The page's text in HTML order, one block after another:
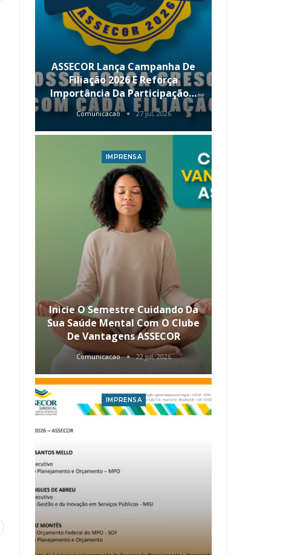
ASSECOR Lança Campanha De
Filiação 2026 E Reforça
Importância Da Participação…
Comunicacao 27 jul, 2026
IMPRENSA
Inicie O Semestre Cuidando Da
Sua Saúde Mental Com O Clube
De Vantagens ASSECOR
Comunicacao 22 jul, 2026
IMPRENSA